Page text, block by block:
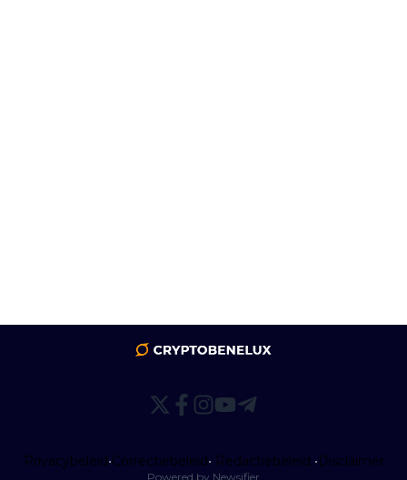
Privacybeleid•Correctiebeleid• Redactiebeleid •Disclaimer
Powered by Newsifier